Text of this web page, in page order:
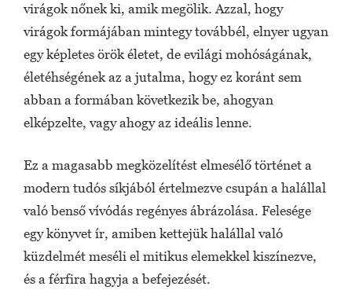
virágok nőnek ki, amik megölik. Azzal, hogy
virágok formájában mintegy továbbél, elnyer ugyan
egy képletes örök életet, de evilági mohóságának,
életéhségének az a jutalma, hogy ez koránt sem
abban a formában következik be, ahogyan
elképzelte, vagy ahogy az ideális lenne.
Ez a magasabb megközelítést elmesélő történet a
modern tudós síkjából értelmezve csupán a halállal
való benső vívódás regényes ábrázolása. Felesége
egy könyvet ír, amiben kettejük halállal való
küzdelmét meséli el mitikus elemekkel kiszínezve,
és a férfira hagyja a befejezését.